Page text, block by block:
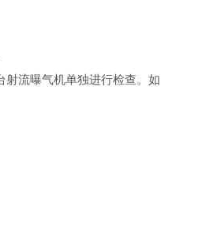
流曝气机单独进行检查。如